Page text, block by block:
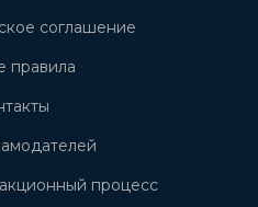
соглашение
правила
процесс